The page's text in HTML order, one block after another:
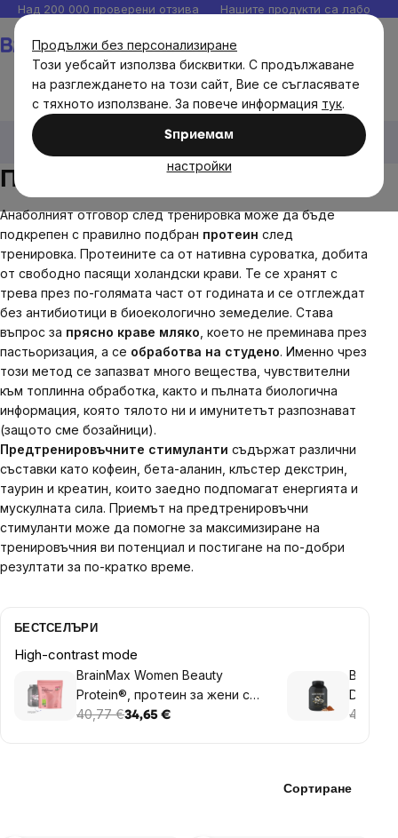
Продължи без персонализиране
Този уебсайт използва бисквитки. С продължаване
на разглеждането на този сайт, Вие се съгласявате
с тяхното използване. За повече информация тук.
Sпpиeмaм
настройки
Прескочи
към
съдържанието
Над 200 000 проверени отзива Нашите продукти са
Brainmax хранителни добавки
Протеини
BrainMax
Протеини BrainMax
Анаболният отговор след тренировка може да бъде
подкрепен с правилно подбран протеин след
тренировка. Протеините са от нативна суроватка, добита
от свободно пасящи холандски крави. Те се хранят с
трева през по-голямата част от годината и се отглеждат
без антибиотици в биоекологично земеделие. Става
въпрос за прясно краве мляко , което не преминава през
пастьоризация, а се обработва на студено. Именно чрез
този метод се запазват много вещества, чувствителни
към топлинна обработка, както и пълната биологична
информация, която тялото ни и имунитетът разпознават
(защото сме бозайници).
Предтренировъчните стимуланти съдържат различни
съставки като кофеин, бета-аланин, клъстер декстрин,
таурин и креатин, които заедно подпомагат енергията и
мускулната сила. Приемът на предтренировъчни
стимуланти може да помогне за максимизиране на
тренировъчния ви потенциал и постигане на по-добри
резултати за по-кратко време.
БЕСТСЕЛЪРИ
High-contrast mode
BrainMax Women Beauty
Protein®, протеин за жени с
колаген, кератин и витамини,
40,77 €34,65 €
Dark
40,77 €
Сортиране